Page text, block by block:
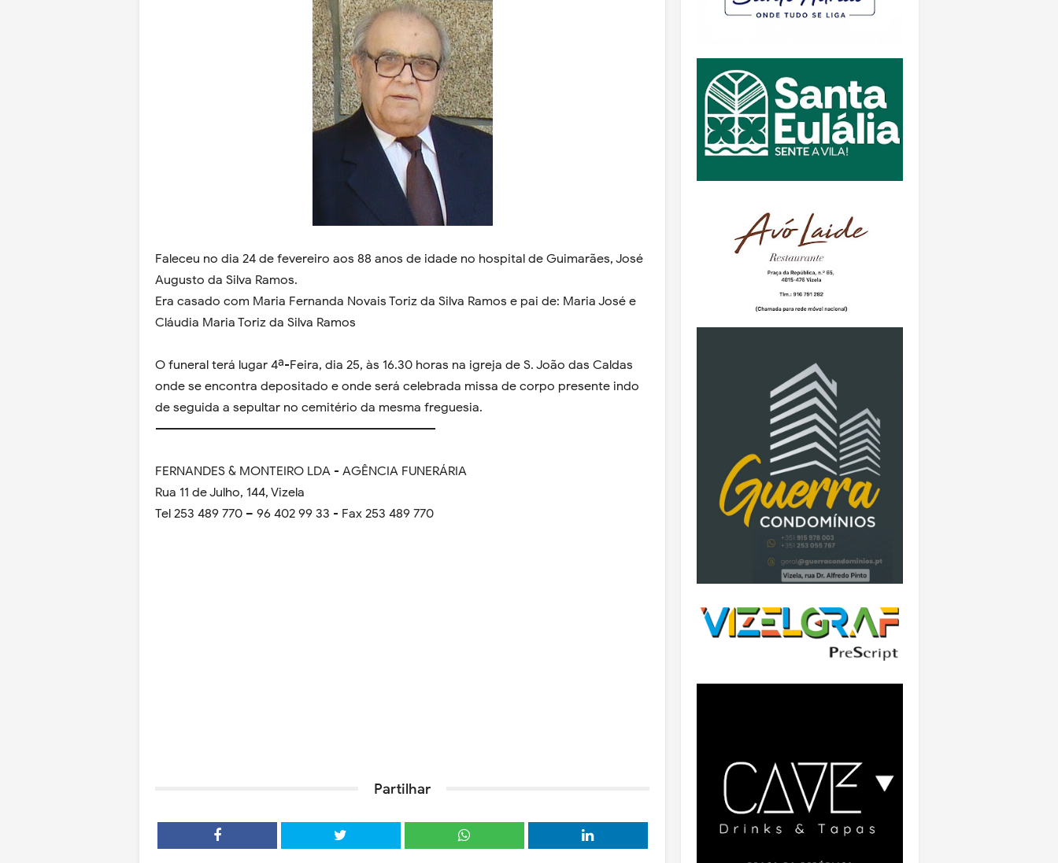
Faleceu no dia 24 de fevereiro aos 88 anos de idade no hospital de Guimarães, José
Augusto da Silva Ramos.
Era casado com Maria Fernanda Novais Toriz da Silva Ramos e pai de: Maria José e
Cláudia Maria Toriz da Silva Ramos
O funeral terá lugar 4ª-Feira, dia 25, às 16.30 horas na igreja de S. João das Caldas
onde se encontra depositado e onde será celebrada missa de corpo presente indo
de seguida a sepultar no cemitério da mesma freguesia.
-----------------------------------------------------------------------
FERNANDES & MONTEIRO LDA - AGÊNCIA FUNERÁRIA
Rua 11 de Julho, 144, Vizela
Tel 253 489 770 – 96 402 99 33 - Fax 253 489 770
Partilhar